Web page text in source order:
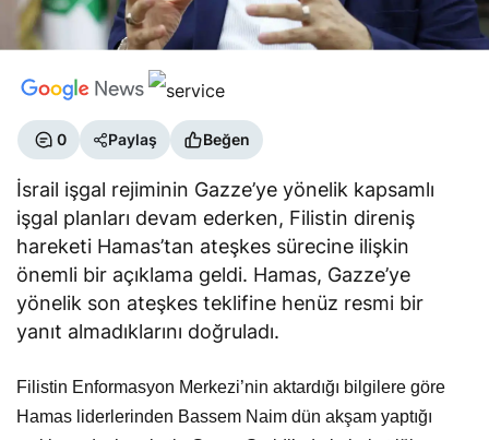
0 Paylaş Beğen
İsrail işgal rejiminin Gazze’ye yönelik kapsamlı
işgal planları devam ederken, Filistin direniş
hareketi Hamas’tan ateşkes sürecine ilişkin
önemli bir açıklama geldi. Hamas, Gazze’ye
yönelik son ateşkes teklifine henüz resmi bir
yanıt almadıklarını doğruladı.
Filistin Enformasyon Merkezi’nin aktardığı bilgilere göre
Hamas liderlerinden Bassem Naim dün akşam yaptığı